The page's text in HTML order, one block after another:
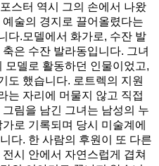
스터 역시 그의 손에서 나왔
술의 경지로 끌어올렸다는
다.모델에서 화가로, 수잔 발
은 수잔 발라동입니다. 그녀
모델로 활동하던 인물이었고,
도 했습니다. 로트렉의 지원
는 자리에 머물지 않고 직접
림을 남긴 그녀는 남성의 누
로 기록되며 당시 미술계에
다. 한 사람의 후원이 또 다른
시 안에서 자연스럽게 겹쳐